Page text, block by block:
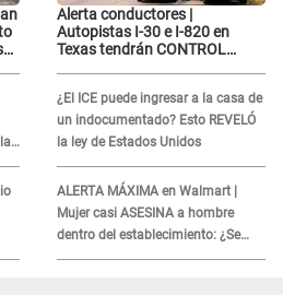
Alerta conductores |
Autopistas I-30 e I-820 en
Texas tendrán CONTROL
CRÍTICAS
¿El ICE puede ingresar a la casa de
un indocumentado? Esto REVELÓ
la ley de Estados Unidos
ALERTA MÁXIMA en Walmart |
Mujer casi ASESINA a hombre
dentro del establecimiento: ¿Se
logró atrapar al sospechoso?